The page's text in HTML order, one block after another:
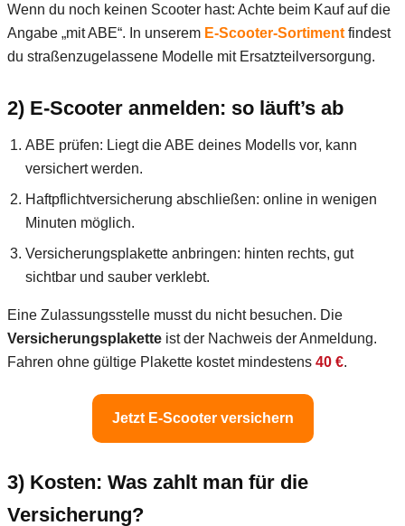
Wenn du noch keinen Scooter hast: Achte beim Kauf auf die
Angabe „mit ABE“. In unserem E-Scooter-Sortiment findest
du straßenzugelassene Modelle mit Ersatzteilversorgung.
2) E-Scooter anmelden: so läuft’s ab
ABE prüfen: Liegt die ABE deines Modells vor, kann
versichert werden.
Haftpflichtversicherung abschließen: online in wenigen
Minuten möglich.
Versicherungsplakette anbringen: hinten rechts, gut
sichtbar und sauber verklebt.
Eine Zulassungsstelle musst du nicht besuchen. Die
Versicherungsplakette ist der Nachweis der Anmeldung.
Fahren ohne gültige Plakette kostet mindestens 40 €.
Jetzt E-Scooter versichern
3) Kosten: Was zahlt man für die
Versicherung?